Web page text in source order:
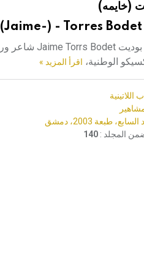
(خايمه)
) - Torres
الوطنية، اقرأ المزيد »
اللاتينية
طبعة 2003، دمشق
المجلد : 140